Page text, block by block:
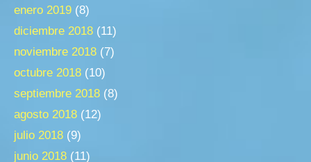
enero 2019 (8)
diciembre 2018 (11)
noviembre 2018 (7)
octubre 2018 (10)
septiembre 2018 (8)
agosto 2018 (12)
julio 2018 (9)
junio 2018 (11)